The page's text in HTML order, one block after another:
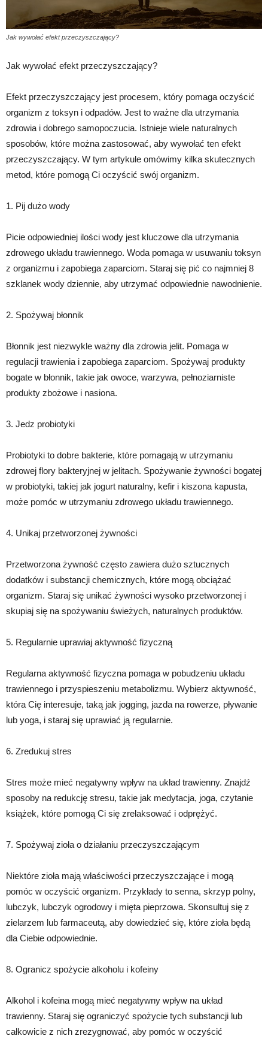
Jak wywołać efekt przeczyszczający?
Jak wywołać efekt przeczyszczający?
Efekt przeczyszczający jest procesem, który pomaga oczyścić
organizm z toksyn i odpadów. Jest to ważne dla utrzymania
zdrowia i dobrego samopoczucia. Istnieje wiele naturalnych
sposobów, które można zastosować, aby wywołać ten efekt
przeczyszczający. W tym artykule omówimy kilka skutecznych
metod, które pomogą Ci oczyścić swój organizm.
1. Pij dużo wody
Picie odpowiedniej ilości wody jest kluczowe dla utrzymania
zdrowego układu trawiennego. Woda pomaga w usuwaniu toksyn
z organizmu i zapobiega zaparciom. Staraj się pić co najmniej 8
szklanek wody dziennie, aby utrzymać odpowiednie nawodnienie.
2. Spożywaj błonnik
Błonnik jest niezwykle ważny dla zdrowia jelit. Pomaga w
regulacji trawienia i zapobiega zaparciom. Spożywaj produkty
bogate w błonnik, takie jak owoce, warzywa, pełnoziarniste
produkty zbożowe i nasiona.
3. Jedz probiotyki
Probiotyki to dobre bakterie, które pomagają w utrzymaniu
zdrowej flory bakteryjnej w jelitach. Spożywanie żywności bogatej
w probiotyki, takiej jak jogurt naturalny, kefir i kiszona kapusta,
może pomóc w utrzymaniu zdrowego układu trawiennego.
4. Unikaj przetworzonej żywności
Przetworzona żywność często zawiera dużo sztucznych
dodatków i substancji chemicznych, które mogą obciążać
organizm. Staraj się unikać żywności wysoko przetworzonej i
skupiaj się na spożywaniu świeżych, naturalnych produktów.
5. Regularnie uprawiaj aktywność fizyczną
Regularna aktywność fizyczna pomaga w pobudzeniu układu
trawiennego i przyspieszeniu metabolizmu. Wybierz aktywność,
która Cię interesuje, taką jak jogging, jazda na rowerze, pływanie
lub yoga, i staraj się uprawiać ją regularnie.
6. Zredukuj stres
Stres może mieć negatywny wpływ na układ trawienny. Znajdź
sposoby na redukcję stresu, takie jak medytacja, joga, czytanie
książek, które pomogą Ci się zrelaksować i odprężyć.
7. Spożywaj zioła o działaniu przeczyszczającym
Niektóre zioła mają właściwości przeczyszczające i mogą
pomóc w oczyścić organizm. Przykłady to senna, skrzyp polny,
lubczyk, lubczyk ogrodowy i mięta pieprzowa. Skonsultuj się z
zielarzem lub farmaceutą, aby dowiedzieć się, które zioła będą
dla Ciebie odpowiednie.
8. Ogranicz spożycie alkoholu i kofeiny
Alkohol i kofeina mogą mieć negatywny wpływ na układ
trawienny. Staraj się ograniczyć spożycie tych substancji lub
całkowicie z nich zrezygnować, aby pomóc w oczyścić